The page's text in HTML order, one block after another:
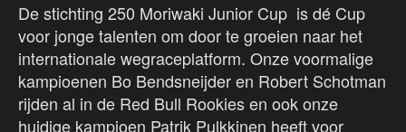
De stichting 250 Moriwaki Junior Cup is dé Cup
voor jonge talenten om door te groeien naar het
internationale wegraceplatform. Onze voormalige
kampioenen Bo Bendsneijder en Robert Schotman
rijden al in de Red Bull Rookies en ook onze
huidige kampioen Patrik Pulkkinen heeft voor